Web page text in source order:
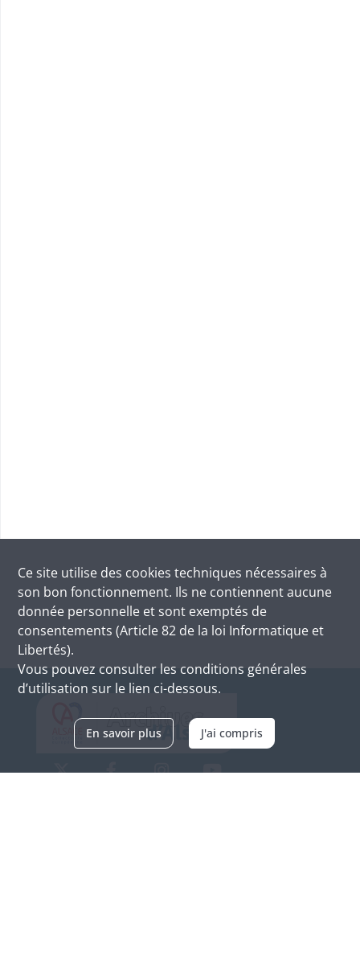
Ce site utilise des cookies techniques nécessaires à
son bon fonctionnement. Ils ne contiennent aucune
donnée personnelle et sont exemptés de
consentements (Article 82 de la loi Informatique et
Libertés).
Vous pouvez consulter les conditions générales
d’utilisation sur le lien ci-dessous.
En savoir plus J'ai compris